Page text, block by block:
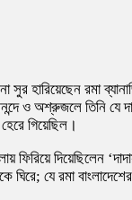
সুর হারিয়েছেন রমা
ও অশ্রুজলে তিনি যে
গিয়েছিল।
দিয়েছিলেন
যে রমা